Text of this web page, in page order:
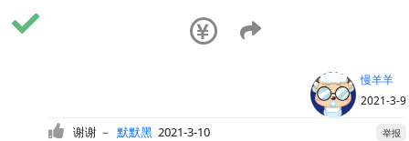
慢羊羊
2021-3-9
谢谢 － 默默黑 2021-3-10 举报